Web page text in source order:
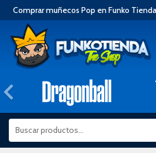
Comprar muñecos Pop en Funko
Anterior